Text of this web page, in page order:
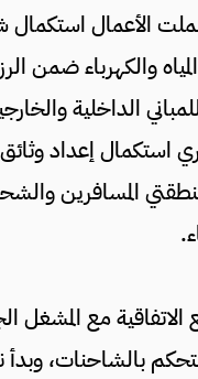
وشملت الأعمال
والكهرباء ضمن
الداخلية
استكمال إعداد
المسافرين
مع المشغل
بالشاحنات، وبدأ